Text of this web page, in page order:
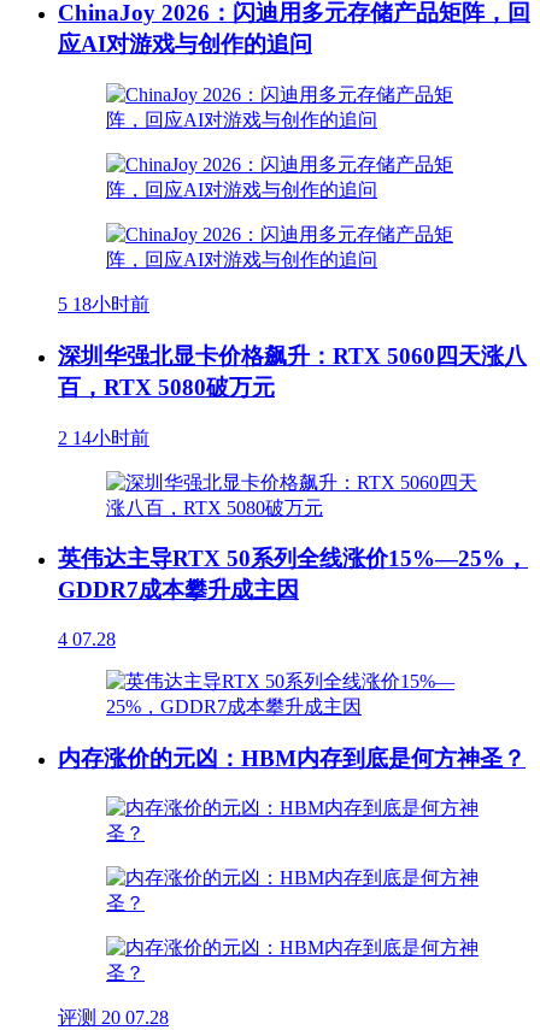
ChinaJoy 2026：闪迪用多元存储产品矩阵，回
应AI对游戏与创作的追问
5 18小时前
深圳华强北显卡价格飙升：RTX 5060四天涨八
百，RTX 5080破万元
2 14小时前
英伟达主导RTX 50系列全线涨价15%—25%，
GDDR7成本攀升成主因
4 07.28
内存涨价的元凶：HBM内存到底是何方神圣？
评测 20 07.28